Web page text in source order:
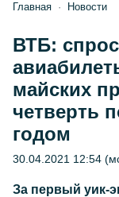
Главная Новости
ВТБ:
майских
четверть
годом
30.04.2021 12:54
За первый уик-